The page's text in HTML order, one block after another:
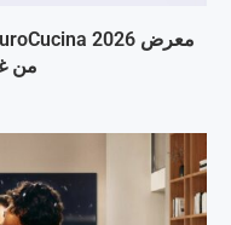
من